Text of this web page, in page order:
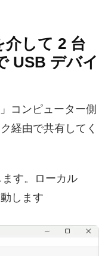
して 2 台
USB デバイ
コンピューター側
経由で共有してく
ます。ローカル
します